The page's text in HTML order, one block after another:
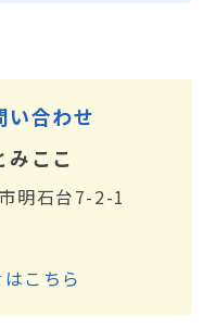
い合わせ
ここ
明石台7-2-1
こちら